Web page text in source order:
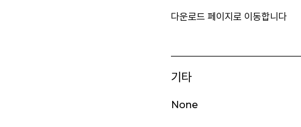
다운로드 페이지로 이동합니다
기타
None